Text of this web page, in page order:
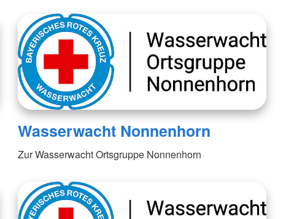
Wasserwacht Nonnenhorn
Zur Wasserwacht Ortsgruppe Nonnenhorn